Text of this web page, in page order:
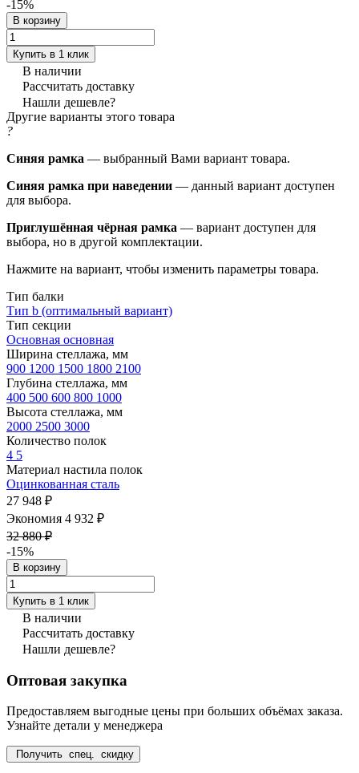
-15%
В корзину
Купить в 1 клик
В наличии
Рассчитать доставку
Нашли дешевле?
Другие варианты этого товара
?
Синяя рамка — выбранный Вами вариант товара.
Синяя рамка при наведении — данный вариант доступен
для выбора.
Приглушённая чёрная рамка — вариант доступен для
выбора, но в другой комплектации.
Нажмите на вариант, чтобы изменить параметры товара.
Тип балки
Тип b (оптимальный вариант)
Тип секции
Основная основная
Ширина стеллажа, мм
900 1200 1500 1800 2100
Глубина стеллажа, мм
400 500 600 800 1000
Высота стеллажа, мм
2000 2500 3000
Количество полок
4 5
Материал настила полок
Оцинкованная сталь
27 948 ₽
Экономия 4 932 ₽
32 880 ₽
-15%
В корзину
Купить в 1 клик
В наличии
Рассчитать доставку
Нашли дешевле?
Оптовая закупка
Предоставляем выгодные цены при больших объёмах заказа.
Узнайте детали у менеджера
Получить спец. скидку